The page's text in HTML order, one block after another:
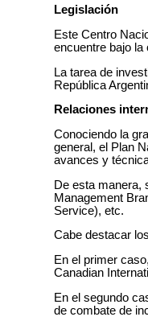
Legislación
Este Centro
encuentre bajo la
La tarea de
República
Relaciones
Conociendo la
general, el Plan
avances y
De esta manera,
Management
Service), etc.
Cabe destacar
En el primer
Canadian
En el segundo
de combate de